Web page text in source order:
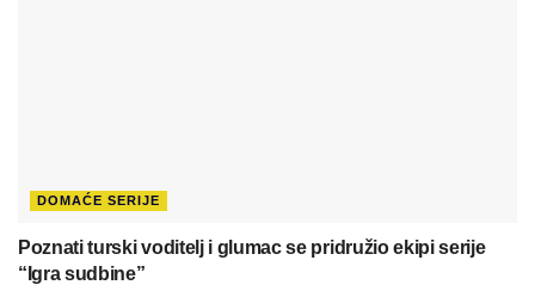
DOMAĆE SERIJE
Poznati turski voditelj i glumac se pridružio ekipi serije
“Igra sudbine”